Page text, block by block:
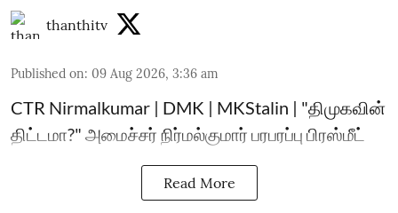
thanthitv
Published on: 09 Aug 2026, 3:36 am
CTR Nirmalkumar | DMK | MKStalin | "திமுகவின்
திட்டமா?" அமைச்சர் நிர்மல்குமார் பரபரப்பு பிரஸ்மீட்
Read More